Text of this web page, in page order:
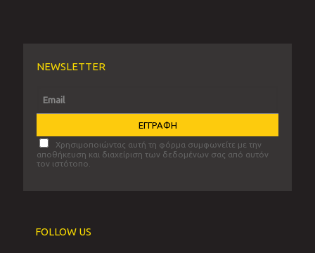
NEWSLETTER
Χρησιμοποιώντας αυτή τη φόρμα συμφωνείτε με την
αποθήκευση και διαχείριση των δεδομένων σας από αυτόν
τον ιστότοπο.
FOLLOW US